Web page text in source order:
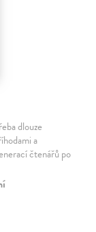
dlouze
a
čtenářů po